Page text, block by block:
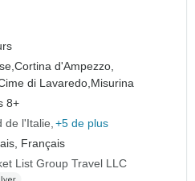
Cortina d'Ampezzo,
di Lavaredo, Misurina
8+
de l'Italie +5 de plus
Français
List Group Travel LLC